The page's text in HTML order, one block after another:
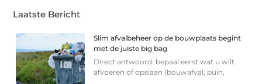
Laatste Bericht
Slim afvalbeheer op de bouwplaats begint
met de juiste big bag
Direct antwoord: bepaal eerst wat u wilt
afvoeren of opslaan (bouwafval, puin,